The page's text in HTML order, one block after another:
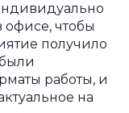
офисе, чтобы
получило
работы, и
на